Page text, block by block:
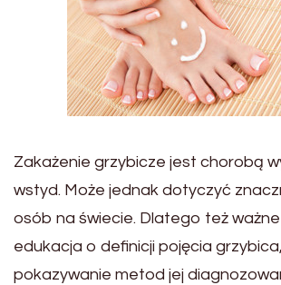
Zakażenie grzybicze jest chorobą
wstyd. Może jednak dotyczyć
osób na świecie. Dlatego też
edukacja o definicji pojęcia
pokazywanie metod jej